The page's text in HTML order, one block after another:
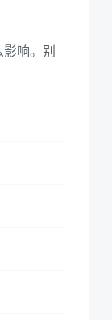
响。别